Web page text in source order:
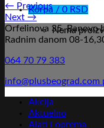
Korpa / 0 RSD
Nema
← Previous
Next →
Orfelinova 35, Banovo
Radnim danom 08-
064 70 79 383
info@plusbeograd.com
Akcija
Aktuelno
Alati i oprema